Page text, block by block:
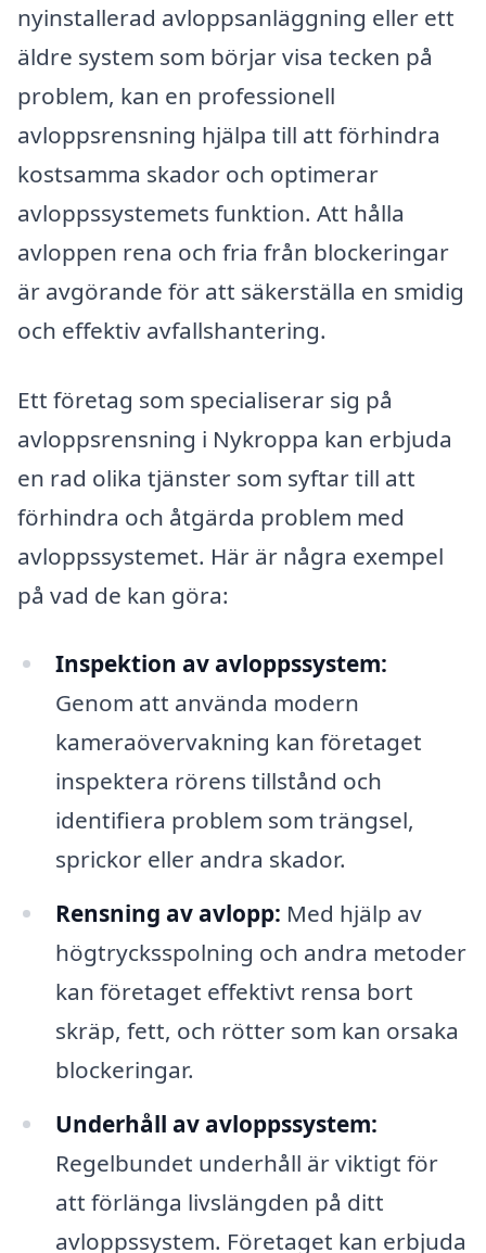
nyinstallerad avloppsanläggning eller ett
äldre system som börjar visa tecken på
problem, kan en professionell
avloppsrensning hjälpa till att förhindra
kostsamma skador och optimerar
avloppssystemets funktion. Att hålla
avloppen rena och fria från blockeringar
är avgörande för att säkerställa en smidig
och effektiv avfallshantering.
Ett företag som specialiserar sig på
avloppsrensning i Nykroppa kan erbjuda
en rad olika tjänster som syftar till att
förhindra och åtgärda problem med
avloppssystemet. Här är några exempel
på vad de kan göra:
Inspektion av avloppssystem:
Genom att använda modern
kameraövervakning kan företaget
inspektera rörens tillstånd och
identifiera problem som trängsel,
sprickor eller andra skador.
Rensning av avlopp: Med hjälp av
högtrycksspolning och andra metoder
kan företaget effektivt rensa bort
skräp, fett, och rötter som kan orsaka
blockeringar.
Underhåll av avloppssystem:
Regelbundet underhåll är viktigt för
att förlänga livslängden på ditt
avloppssystem. Företaget kan erbjuda